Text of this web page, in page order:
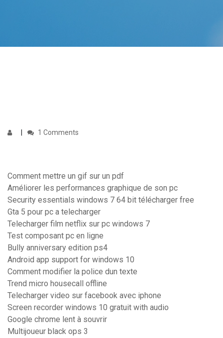
1 Comments
Comment mettre un gif sur un pdf
Améliorer les performances graphique de son pc
Security essentials windows 7 64 bit télécharger free
Gta 5 pour pc a telecharger
Telecharger film netflix sur pc windows 7
Test composant pc en ligne
Bully anniversary edition ps4
Android app support for windows 10
Comment modifier la police dun texte
Trend micro housecall offline
Telecharger video sur facebook avec iphone
Screen recorder windows 10 gratuit with audio
Google chrome lent à souvrir
Multijoueur black ops 3